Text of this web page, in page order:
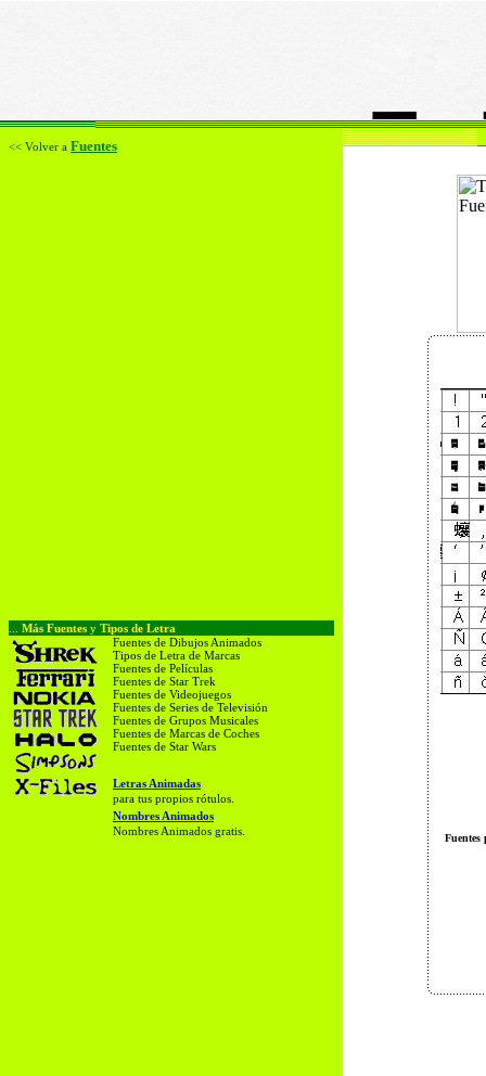
<< Volver a Fuentes
Más Fuentes y Tipos de Letra
Fuentes de Dibujos Animados
Tipos de Letra de Marcas
Fuentes de Películas
Fuentes de Star Trek
Fuentes de Videojuegos
Fuentes de Series de Televisión
Fuentes de Grupos Musicales
Fuentes de Marcas de Coches
Fuentes de Star Wars
Letras Animadas
para tus propios rótulos.
Nombres Animados
Nombres Animados gratis.